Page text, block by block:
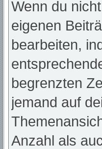
Wenn du
eigenen
bearbeiten,
begrenzten
jemand auf
Anzahl als